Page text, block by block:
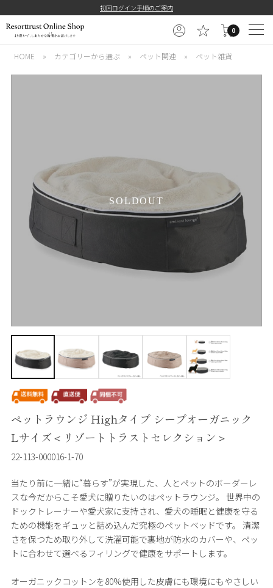
初回ログイン手順のご案内
0
HOME » カテゴリーから選ぶ » ペット関連 » ペット雑貨
SOLDOUT
ペットラウンジ Highタイプ シープオーガニック
Lサイズ＜リゾートトラストセレクション＞
22-113-000016-1-70
当たり前に一緒に“暮らす”が実現した、人とペットのボーダーレ
スな今だからこそ愛犬に贈りたいのはペットラウンジ。 世界中の
ドックトレーナーや愛犬家に支持され、愛犬の睡眠と健康を守る
ための機能をギュッと詰め込んだ究極のペットベッドです。 清潔
さを保つため取り外して洗濯可能で裏地が防水のカバーや、ペッ
トに合わせて選べるフィリングで健康をサポートします。
オーガニックコットンを80%使用した皮膚にも環境にもやさしい